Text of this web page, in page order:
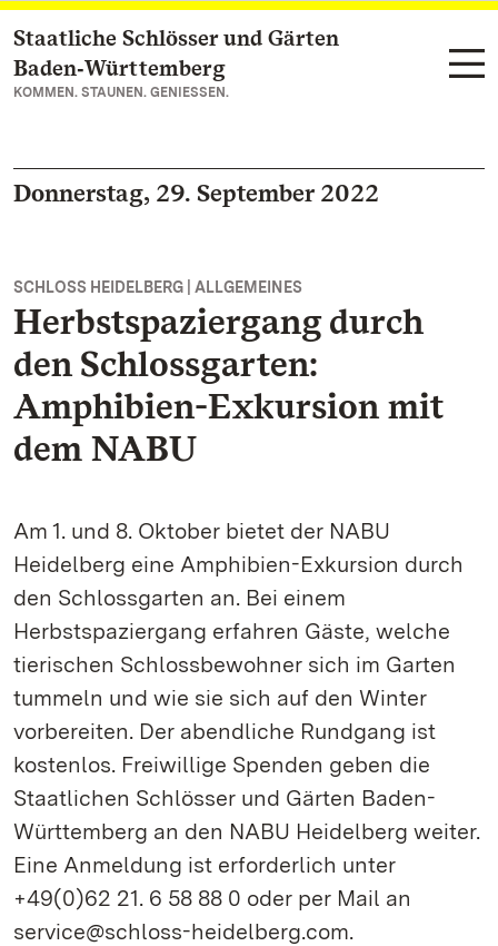
Zum Hauptinhalt springen
Staatliche Schlösser und Gärten
Baden‑Württemberg
KOMMEN. STAUNEN. GENIESSEN.
Donnerstag, 29. September 2022
SCHLOSS HEIDELBERG | ALLGEMEINES
Herbstspaziergang durch
den Schlossgarten:
Amphibien-Exkursion mit
dem NABU
Am 1. und 8. Oktober bietet der NABU
Heidelberg eine Amphibien-Exkursion durch
den Schlossgarten an. Bei einem
Herbstspaziergang erfahren Gäste, welche
tierischen Schlossbewohner sich im Garten
tummeln und wie sie sich auf den Winter
vorbereiten. Der abendliche Rundgang ist
kostenlos. Freiwillige Spenden geben die
Staatlichen Schlösser und Gärten Baden-
Württemberg an den NABU Heidelberg weiter.
Eine Anmeldung ist erforderlich unter
+49(0)62 21. 6 58 88 0 oder per Mail an
service@schloss-heidelberg.com.